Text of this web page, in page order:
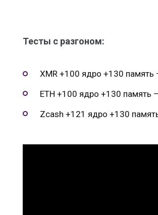
Тесты c разгоном:
XMR +100 ядро +130 память
ETH +100 ядро +130 память
Zcash +121 ядро +130